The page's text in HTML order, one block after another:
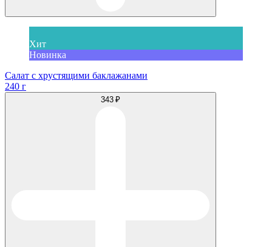
Хит
Новинка
Салат с хрустящими баклажанами
240 г
343 ₽